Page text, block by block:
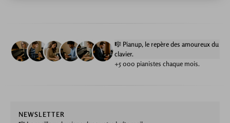
🎼 Pianup, le repère des amoureux du
clavier.
+5 000 pianistes chaque mois.
NEWSLETTER